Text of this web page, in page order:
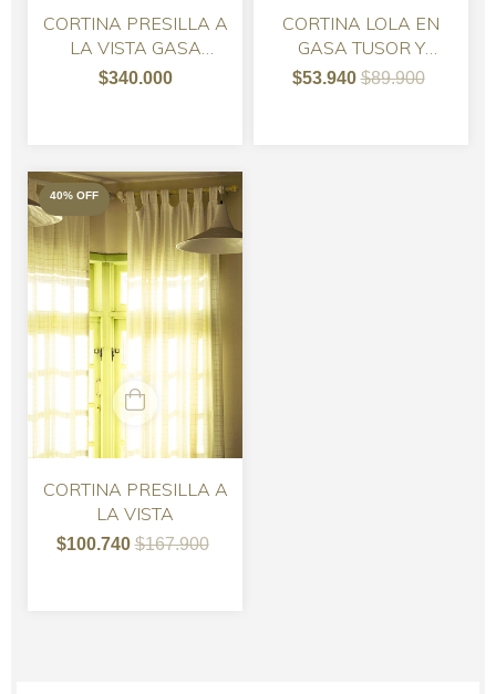
CORTINA PRESILLA A
LA VISTA GASA
TUSOR
$340.000
CORTINA LOLA EN
GASA TUSOR Y
TUSOR BORDADO
$53.940$89.900
40% OFF
CORTINA PRESILLA A
LA VISTA
$100.740$167.900